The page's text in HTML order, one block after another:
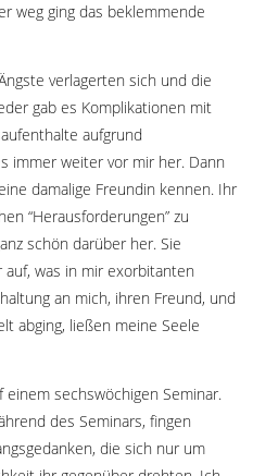
weg ging das beklemmende
verlagerten sich und die
gab es Komplikationen mit
aufgrund
immer weiter vor mir her. Dann
damalige Freundin kennen. Ihr
“Herausforderungen” zu
schön darüber her. Sie
was in mir exorbitanten
an mich, ihren Freund, und
abging, ließen meine Seele
einem sechswöchigen Seminar.
des Seminars, fingen
die sich nur um